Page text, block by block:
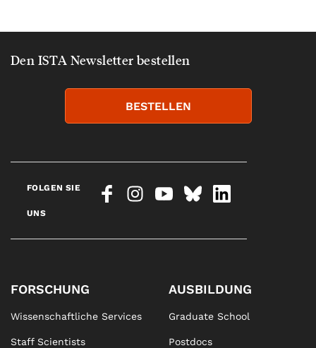
Den ISTA Newsletter bestellen
BESTELLEN
FOLGEN SIE
UNS
FORSCHUNG
Wissenschaftliche Services
Staff Scientists
AUSBILDUNG
Graduate School
Postdocs